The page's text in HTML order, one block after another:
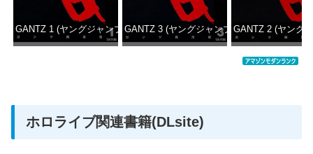
GANTZ 1 (ヤングジャンプコミックスDIGITAL)
GANTZ 3 (ヤングジャンプコミックス
GANTZ 2 (ヤング
ホロライブ関連書籍(DLsite)